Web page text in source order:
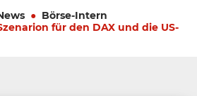
Börse-Intern
für den DAX und die US-